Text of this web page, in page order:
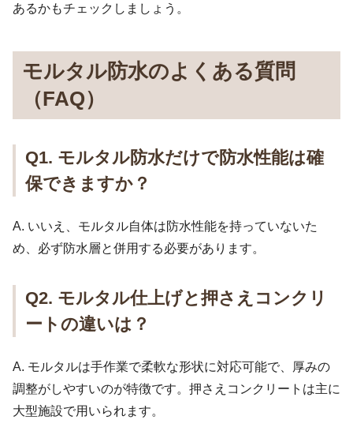
あるかもチェックしましょう。
モルタル防水のよくある質問
（FAQ）
Q1. モルタル防水だけで防水性能は確
保できますか？
A. いいえ、モルタル自体は防水性能を持っていないた
め、必ず防水層と併用する必要があります。
Q2. モルタル仕上げと押さえコンクリ
ートの違いは？
A. モルタルは手作業で柔軟な形状に対応可能で、厚みの
調整がしやすいのが特徴です。押さえコンクリートは主に
大型施設で用いられます。